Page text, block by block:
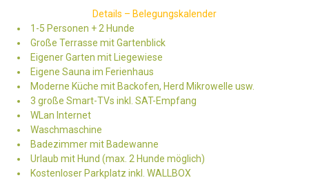
Details – Belegungskalender
1-5 Personen + 2 Hunde
Große Terrasse mit Gartenblick
Eigener Garten mit Liegewiese
Eigene Sauna im Ferienhaus
Moderne Küche mit Backofen, Herd Mikrowelle usw.
3 große Smart-TVs inkl. SAT-Empfang
WLan Internet
Waschmaschine
Badezimmer mit Badewanne
Urlaub mit Hund (max. 2 Hunde möglich)
Kostenloser Parkplatz inkl. WALLBOX